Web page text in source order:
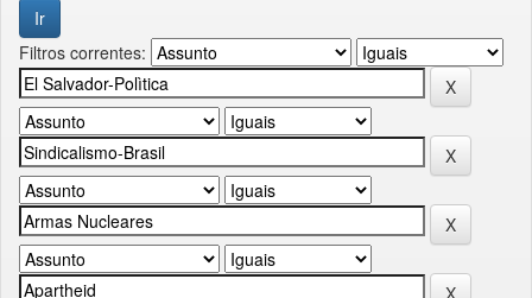
Filtros correntes: